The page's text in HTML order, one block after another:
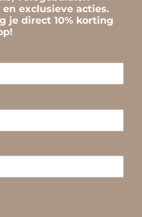
exclusieve acties.
je direct 10% korting